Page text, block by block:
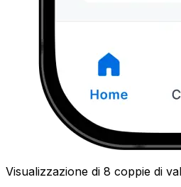
Visualizzazione di 8 coppie di